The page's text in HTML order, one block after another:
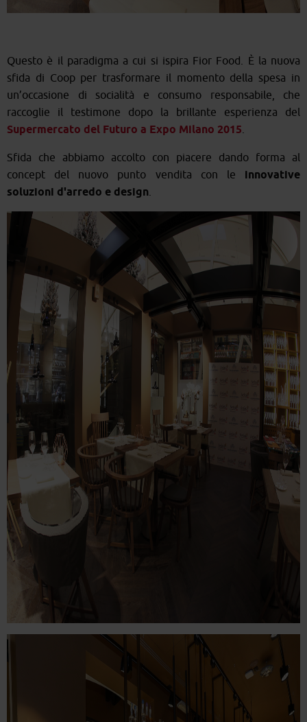
Questo è il paradigma a cui si ispira Fior Food. È la nuova
sfida di Coop per trasformare il momento della spesa in
un’occasione di socialità e consumo responsabile, che
raccoglie il testimone dopo la brillante esperienza del
Supermercato del Futuro a Expo Milano 2015
Sfida che abbiamo accolto con piacere dando forma al
concept del nuovo punto vendita con le innovative
soluzioni d'arredo e design